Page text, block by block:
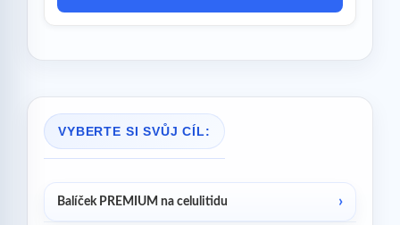
VYBERTE SI SVŮJ CÍL:
Balíček PREMIUM na celulitidu